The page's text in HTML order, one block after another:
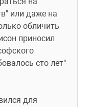
или даже на
обличить
приносил
сто лет"
для